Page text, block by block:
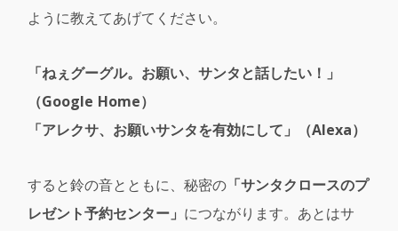
ように教えてあげてください。
「ねぇグーグル。お願い、サンタと話したい！」
（Google Home）
「アレクサ、お願いサンタを有効にして」（Alexa）
すると鈴の音とともに、秘密の 「サンタクロースのプ
レゼント予約センター」 につながります。あとはサ